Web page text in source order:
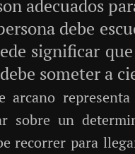
adecuados
debe
significar
someter a
arcano
sobre un
recorrer para